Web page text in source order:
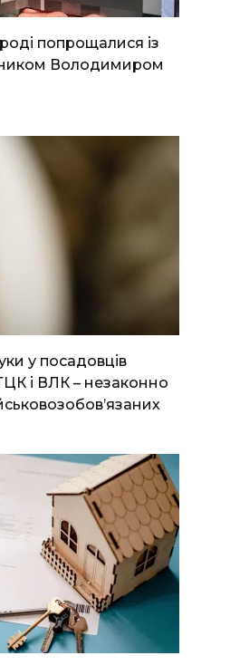
попрощалися із
Володимиром
у посадовців
і ВЛК – незаконно